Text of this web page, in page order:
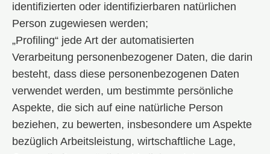
identifizierten oder identifizierbaren natürlichen
Person zugewiesen werden;
„Profiling“ jede Art der automatisierten
Verarbeitung personenbezogener Daten, die darin
besteht, dass diese personenbezogenen Daten
verwendet werden, um bestimmte persönliche
Aspekte, die sich auf eine natürliche Person
beziehen, zu bewerten, insbesondere um Aspekte
bezüglich Arbeitsleistung, wirtschaftliche Lage,